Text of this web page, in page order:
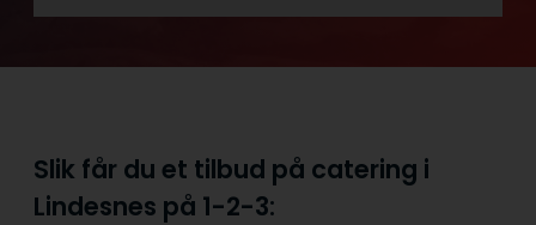
Slik får du et tilbud på catering i
Lindesnes på 1-2-3: